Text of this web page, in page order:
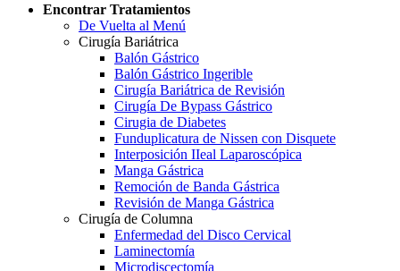
Encontrar Tratamientos
De Vuelta al Menú
Cirugía Bariátrica
Balón Gástrico
Balón Gástrico Ingerible
Cirugía Bariátrica de Revisión
Cirugía De Bypass Gástrico
Cirugia de Diabetes
Funduplicatura de Nissen con Disquete
Interposición IIeal Laparoscópica
Manga Gástrica
Remoción de Banda Gástrica
Revisión de Manga Gástrica
Cirugía de Columna
Enfermedad del Disco Cervical
Laminectomía
Microdiscectomía